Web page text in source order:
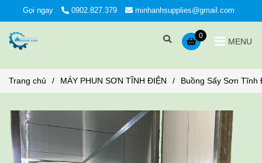
Gọi ngay 0902.827.379 minhanhsupplies@gmail.com
0
MENU
Trang chủ / MÁY PHUN SƠN TĨNH ĐIỆN / Buồng Sấy Sơn Tĩnh